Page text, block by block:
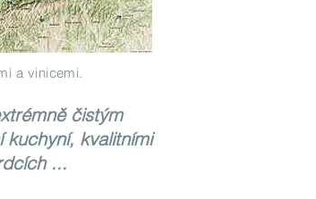
a vinicemi.
čistým
kvalitními
...